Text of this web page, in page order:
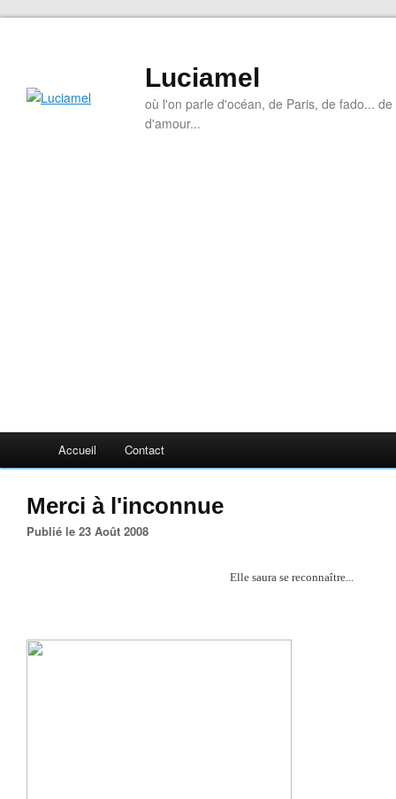
Luciamel
où l'on parle d'océan, de Paris, de fado...
d'amour...
Accueil Contact
Merci à l'inconnue
Publié le 23 Août 2008
Elle saura se reconnaître...